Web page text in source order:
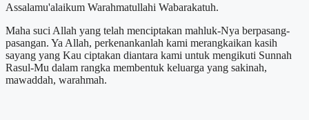
Assalamu'alaikum Warahmatullahi Wabarakatuh.
Maha suci Allah yang telah menciptakan mahluk-Nya berpasang-
pasangan. Ya Allah, perkenankanlah kami merangkaikan kasih
sayang yang Kau ciptakan diantara kami untuk mengikuti Sunnah
Rasul-Mu dalam rangka membentuk keluarga yang sakinah,
mawaddah, warahmah.